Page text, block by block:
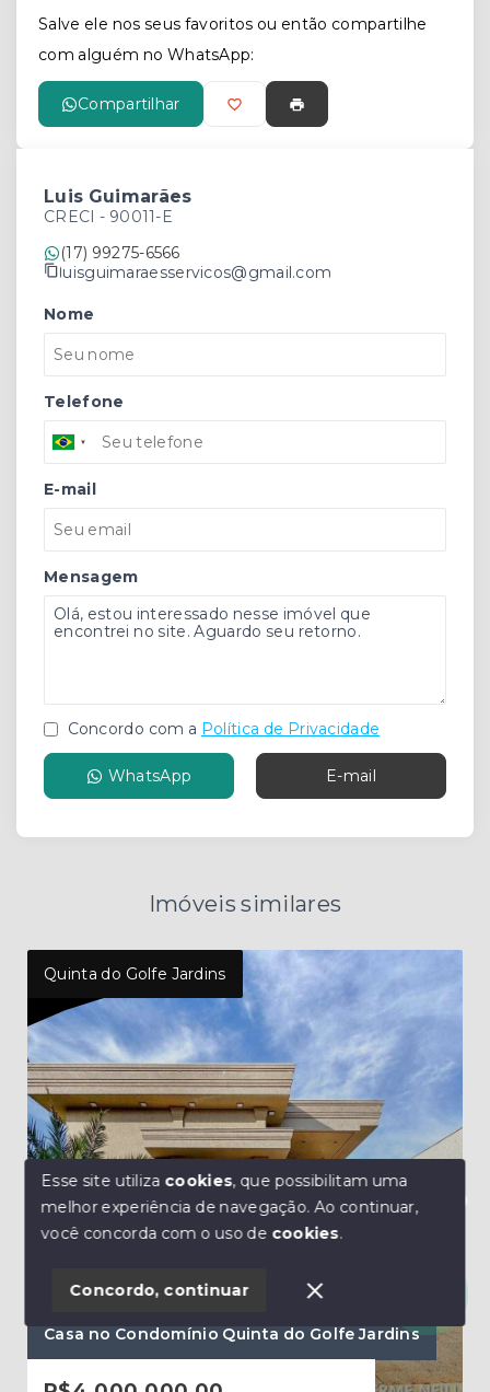
Salve ele nos seus favoritos ou então compartilhe
com alguém no WhatsApp:
Compartilhar
Luis Guimarães
CRECI - 90011-E
(17) 99275-6566
luisguimaraesservicos@gmail.com
Nome
Telefone
E-mail
Mensagem
Concordo com a Política de Privacidade
WhatsApp E-mail
Imóveis similares
Quinta do Golfe Jardins
Ref.: 175
Casa no Condomínio Quinta do Golfe Jardins
Olá! Estamos disponíveis para te ajudar.
Esse site utiliza cookies, que possibilitam uma
melhor experiência de navegação.Ao continuar,
você concorda com o uso de cookies.
Concordo, continuar